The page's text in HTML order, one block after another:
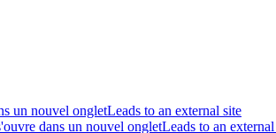
un nouvel ongletLeads to an external site
dans un nouvel ongletLeads to an